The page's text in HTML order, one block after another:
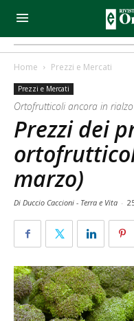
Home Prezzi e Mercati
Prezzi e Mercati
Ortofrutticoli ancora in rialzo
Prezzi dei
marzo)
Di Duccio Caccioni - Terra e Vita -